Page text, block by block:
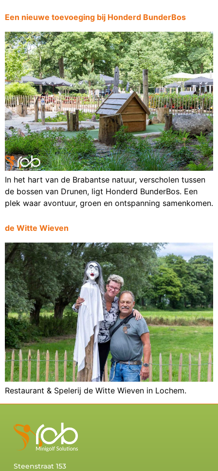
Een nieuwe toevoeging bij Honderd BunderBos
In het hart van de Brabantse natuur, verscholen tussen
de bossen van Drunen, ligt Honderd BunderBos. Een
plek waar avontuur, groen en ontspanning samenkomen.
de Witte Wieven
Restaurant & Spelerij de Witte Wieven in Lochem.
Steenstraat 153